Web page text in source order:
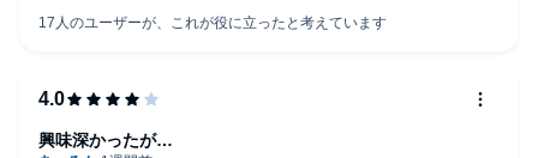
いです。
興味深かったが…